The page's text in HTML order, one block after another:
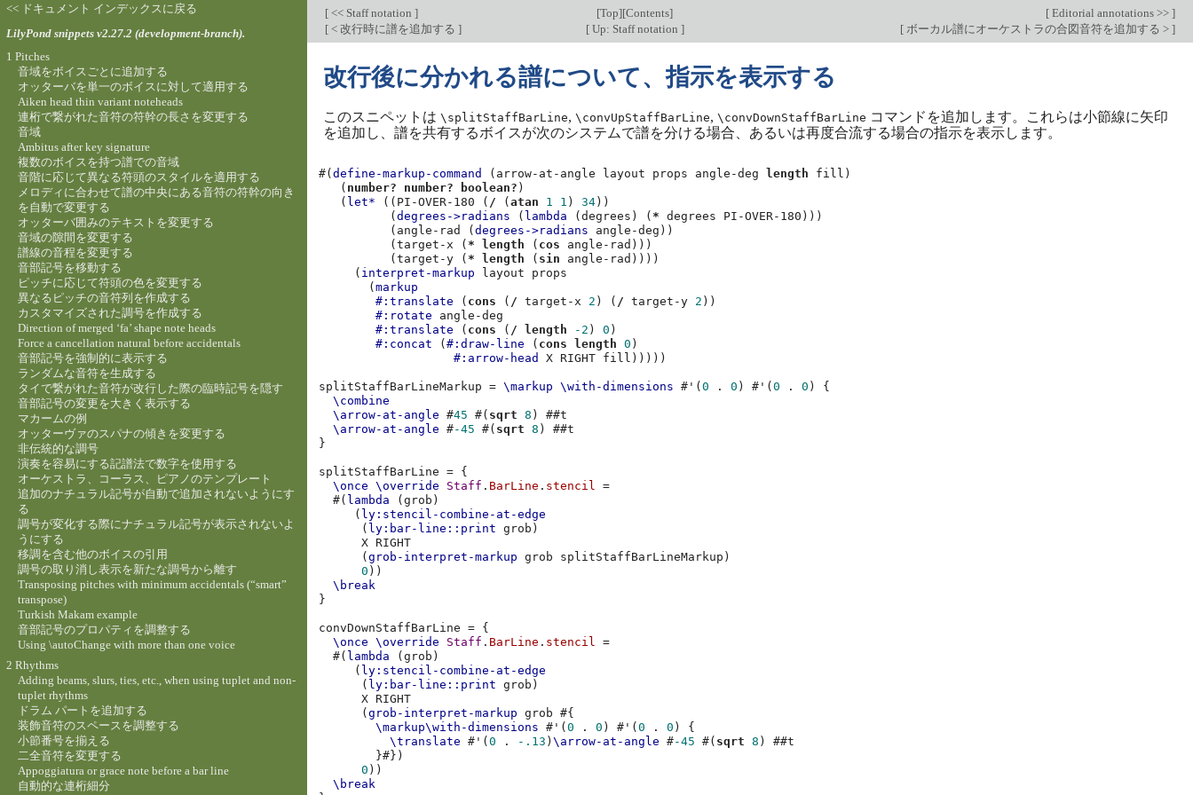
[ << Staff notation ] [Top][Contents] [ Editorial annotations >> ]
[ < 改行時に譜を追加する ] [Up: Staff notation ] [ ボーカル譜にオーケストラの合図音符を追加する > ]
改行後に分かれる譜について、指示を表示する
このスニペットは \splitStaffBarLine, \convUpStaffBarLine, \convDownStaffBarLine コマンドを追加します。これらは小節線に矢印
を追加し、譜を共有するボイスが次のシステムで譜を分ける場合、あるいは再度合流する場合の指示を表示します。
#(define-markup-command ( arrow-at-angle layout props angle-deg length fill )
( number? number? boolean? )
( let* (( PI-OVER-180 ( / (atan 1 1 ) 34 ))
(degrees->radians ( lambda (degrees ) ( * degrees PI-OVER-180 )))
( angle-rad (degrees->radians angle-deg ))
(target-x ( * length ( cos angle-rad )))
(target-y ( * length ( sin angle-rad ))))
( interpret-markup layout
props
(markup
#:translate
( cons ( / target-x 2 ) ( / target-y 2 ))
#:rotate
angle-deg
#:translate
( cons ( / length -2 ) 0 )
#:concat
(#:draw-line ( cons length 0 )
#:arrow-head
X RIGHT fill )))))
splitStaffBarLineMarkup = \markup \with-dimensions # ' (0 . 0 ) # ' (0 . 0 )
{
\combine
\arrow-at-angle
#45 #( sqrt 8 ) ##t
\arrow-at-angle
#-45 #( sqrt 8 ) ##t
}
splitStaffBarLine = {
\once
\override Staff . BarLine . stencil
=
#( lambda (grob )
( ly:stencil-combine-at-edge
( ly:bar-line::print grob )
X RIGHT
(grob-interpret-markup grob splitStaffBarLineMarkup )
0 ))
\break
}
convDownStaffBarLine = {
\once
\override Staff . BarLine . stencil
=
#( lambda (grob )
( ly:stencil-combine-at-edge
( ly:bar-line::print grob )
X RIGHT
(grob-interpret-markup grob
#{
\markup\with-dimensions
# ' (0 . 0 ) # ' (0 . 0 )
{
\translate
# ' (0 . -.13 )\arrow-at-angle #-45 #( sqrt 8 ) ##t
}#})
0 ))
\break
<< ドキュメント インデックスに戻る
LilyPond snippets v2.27.2 (development-branch).
1 Pitches
音域をボイスごとに追加する
オッターバを単一のボイスに対して適用する
Aiken head thin variant noteheads
連桁で繋がれた音符の符幹の長さを変更する
音域
Ambitus after key signature
複数のボイスを持つ譜での音域
音階に応じて異なる符頭のスタイルを適用する
メロディに合わせて譜の中央にある音符の符幹の向き
を自動で変更する
オッターバ囲みのテキストを変更する
音域の隙間を変更する
譜線の音程を変更する
音部記号を移動する
ピッチに応じて符頭の色を変更する
異なるピッチの音符列を作成する
カスタマイズされた調号を作成する
Direction of merged ‘fa’ shape note heads
Force a cancellation natural before accidentals
音部記号を強制的に表示する
ランダムな音符を生成する
タイで繋がれた音符が改行した際の臨時記号を隠す
音部記号の変更を大きく表示する
マカームの例
オッターヴァのスパナの傾きを変更する
非伝統的な調号
演奏を容易にする記譜法で数字を使用する
オーケストラ、コーラス、ピアノのテンプレート
追加のナチュラル記号が自動で追加されないようにす
る
調号が変化する際にナチュラル記号が表示されないよ
うにする
移調を含む他のボイスの引用
調号の取り消し表示を新たな調号から離す
Transposing pitches with minimum accidentals (“smart”
transpose)
Turkish Makam example
音部記号のプロパティを調整する
Using \autoChange with more than one voice
2 Rhythms
Adding beams, slurs, ties, etc., when using tuplet and non-
tuplet rhythms
ドラム パートを追加する
装飾音符のスペースを調整する
小節番号を揃える
二全音符を変更する
Appoggiatura or grace note before a bar line
自動的な連桁細分